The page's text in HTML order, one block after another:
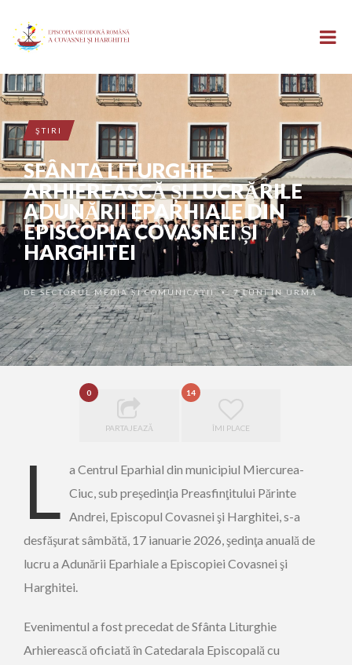
ŞTIRI
SFÂNTA LITURGHIE
ARHIEREASCĂ ȘI LUCRĂRILE
ADUNĂRII EPARHIALE DIN
EPISCOPIA COVASNEI ȘI
HARGHITEI
DESECTORUL MEDIA ȘI COMUNICAȚII • 7 LUNI ÎN URMĂ
0
PARTAJEAZĂ
14
ÎMI PLACE
L a Centrul Eparhial din municipiul Miercurea-
Ciuc, sub preşedinţia Preasfinţitului Părinte
Andrei, Episcopul Covasnei şi Harghitei, s-a
desfăşurat sâmbătă, 17 ianuarie 2026, şedinţa anuală de
lucru a Adunării Eparhiale a Episcopiei Covasnei şi
Harghitei.
Evenimentul a fost precedat de Sfânta Liturghie
Arhierească oficiată în Catedarala Episcopală cu